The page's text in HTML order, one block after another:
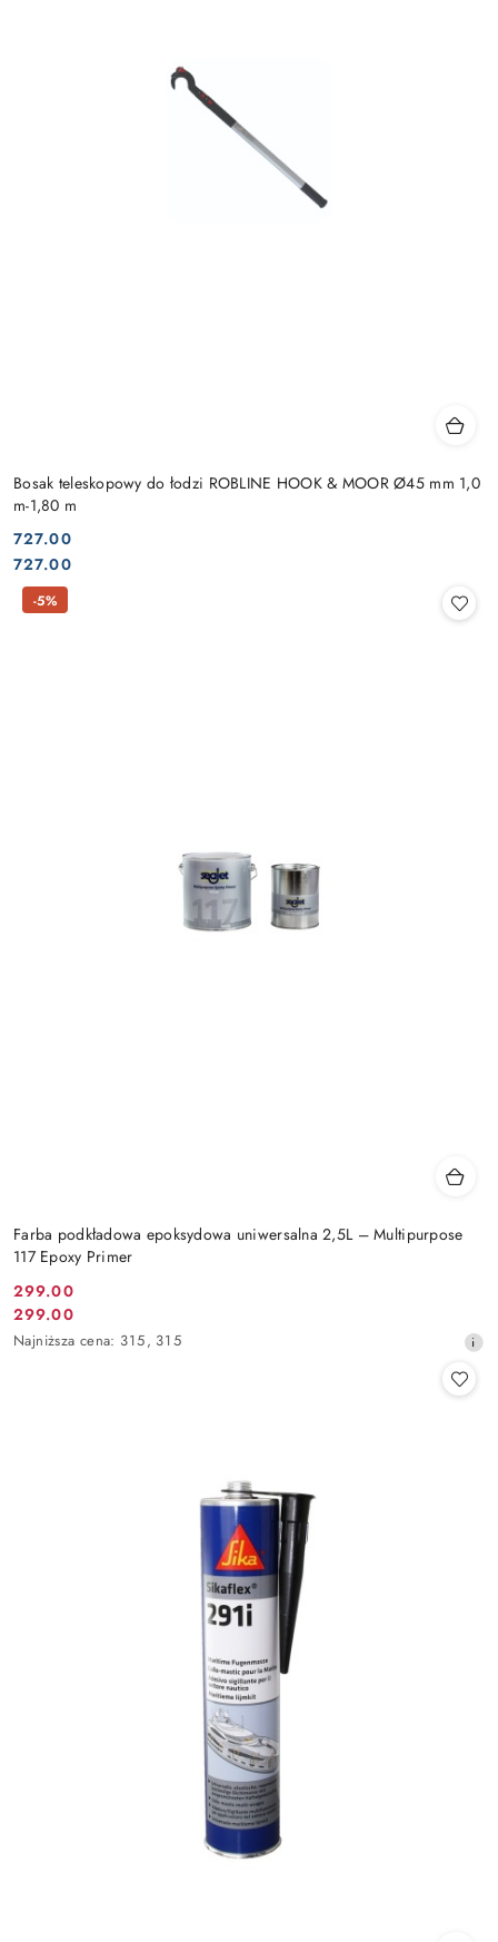
Bosak teleskopowy do łodzi ROBLINE HOOK & MOOR Ø45 mm 1,0
m-1,80 m
Cena:
727.00
Cena:
727.00
Farba podkładowa epoksydowa uniwersalna 2,5L – Multipurpose
117 Epoxy Primer
Cena
promocyjna:
299.00
Cena
promocyjna:
299.00
Najniższa
Najniższa cena: 315, 315
-5%